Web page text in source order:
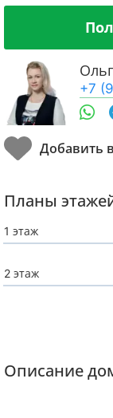
+7
Планы
1 этаж
2 этаж
Описание